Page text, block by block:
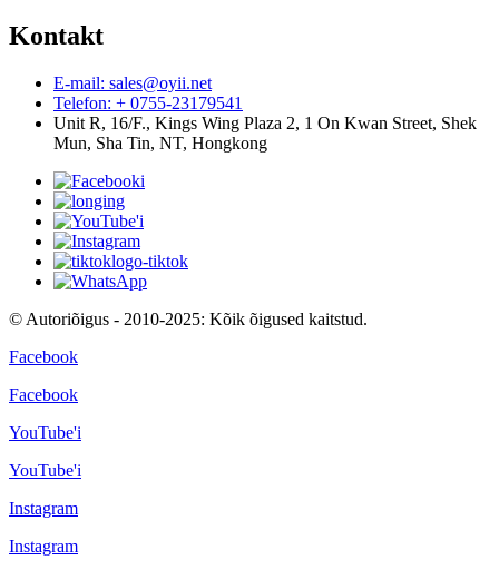
Kontakt
E-mail: sales@oyii.net
Telefon: + 0755-23179541
Unit R, 16/F., Kings Wing Plaza 2, 1 On Kwan Street, Shek
Mun, Sha Tin, NT, Hongkong
© Autoriõigus - 2010-2025: Kõik õigused kaitstud.
Facebook
Facebook
YouTube'i
YouTube'i
Instagram
Instagram